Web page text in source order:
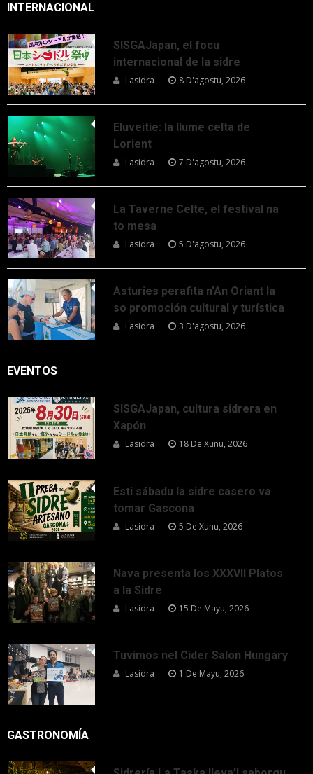
INTERNACIONAL
SISGAJapan, el focu
internacional de la sidre
Lasidra 8 D'agostu, 2026
Eluveitie: la llume celta de
Lorient
Lasidra 7 D'agostu, 2026
La Taverne Celte, el festival na
to mesa
Lasidra 5 D'agostu, 2026
Asturies perafita n’An Oriant la
so promoción cultural y turística
Lasidra 3 D'agostu, 2026
EVENTOS
SISGAJapan, cultura sidrera en
Xapón
Lasidra 18 De Xunu, 2026
Esti sábadu la sidre casero va
tomar Gascona
Lasidra 5 De Xunu, 2026
Nava presenta los XXXVII Platos
a la Sidre
Lasidra 15 De Mayu, 2026
Tuvimos nel Cider Salon Hungary
Lasidra 1 De Mayu, 2026
GASTRONOMÍA